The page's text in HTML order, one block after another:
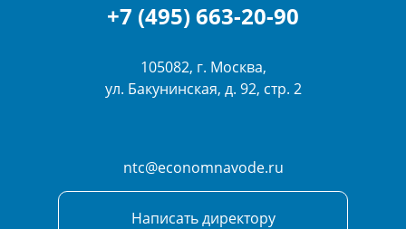
+7 (495) 663-20-90
105082, г. Москва,
ул. Бакунинская, д. 92, стр. 2
ntc@economnavode.ru
Написать директору